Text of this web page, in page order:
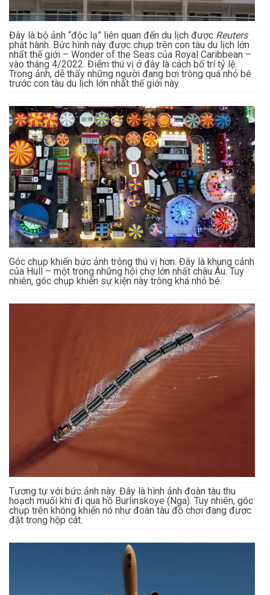
Đây là bộ ảnh “độc lạ” liên quan đến du lịch được Reuters
phát hành. Bức hình này được chụp trên con tàu du lịch lớn
nhất thế giới – Wonder of the Seas của Royal Caribbean –
vào tháng 4/2022. Điểm thú vị ở đây là cách bố trí tỷ lệ.
Trong ảnh, dễ thấy những người đang bơi trông quá nhỏ bé
trước con tàu du lịch lớn nhất thế giới này.
Góc chụp khiến bức ảnh trông thú vị hơn. Đây là khung cảnh
của Hull – một trong những hội chợ lớn nhất châu Âu. Tuy
nhiên, góc chụp khiến sự kiện này trông khá nhỏ bé.
Tương tự với bức ảnh này. Đây là hình ảnh đoàn tàu thu
hoạch muối khi đi qua hồ Burlinskoye (Nga). Tuy nhiên, góc
chụp trên không khiến nó như đoàn tàu đồ chơi đang được
đặt trong hộp cát.